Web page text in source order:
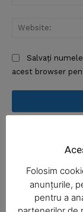
Salvați
acest browser
Folosim
anunțurile,
pentru a